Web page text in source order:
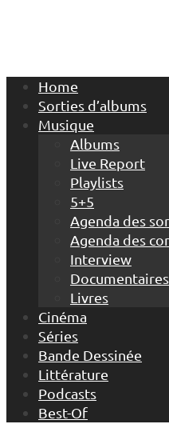
Home
Sorties d’albums
Musique
Albums
Live Report
Playlists
5+5
Agenda des
Agenda des
Interview
Documentaires
Livres
Cinéma
Séries
Bande Dessinée
Littérature
Podcasts
Best-Of